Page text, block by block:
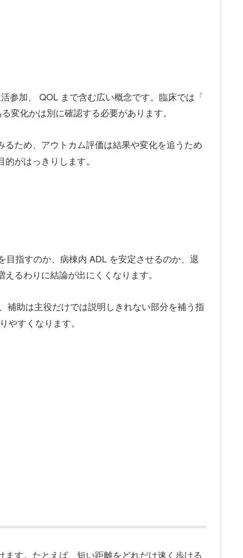
参加、 QOL まで含む広い概念です。臨床では「
変化かは別に確認する必要があります。
るため、アウトカム評価は結果や変化を追うため
がはっきりします。
指すのか、病棟内 ADL を安定させるのか、退
るわりに結論が出にくくなります。
補助は主役だけでは説明しきれない部分を補う指
すくなります。
す。たとえば、短い距離をどれだけ速く歩ける